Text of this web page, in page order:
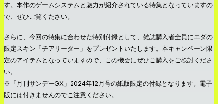
す。本作のゲームシステムと魅力が紹介されている特集となっていますの
で、ぜひご覧ください。
さらに、今回の特集に合わせた特別付録として、雑誌購入者全員にエダの
限定スキン「チアリーダー」をプレゼントいたします。本キャンペーン限
定のアイテムとなっていますので、この機会にぜひご購入をご検討くださ
い。
※「月刊サンデーGX」2024年12月号の紙版限定の付録となります。電子
版には付きませんのでご注意ください。